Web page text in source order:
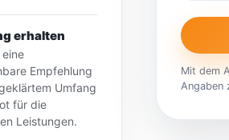
erhalten
Empfehlung
Umfang
für die
Leistungen.
Mit dem
Angaben